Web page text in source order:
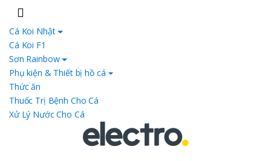
navigation
content
Cá Koi Nhật
Cá Koi F1
Sơn Rainbow
Phụ kiện & Thiết bị hồ cá
Thức ăn
Thuốc Trị Bệnh Cho Cá
Xử Lý Nước Cho Cá